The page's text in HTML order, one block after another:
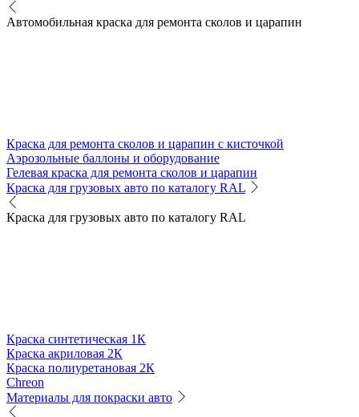
Автомобильная краска для ремонта сколов и царапин
Краска для ремонта сколов и царапин с кисточкой
Аэрозольные баллоны и оборудование
Гелевая краска для ремонта сколов и царапин
Краска для грузовых авто по каталогу RAL
Краска для грузовых авто по каталогу RAL
Краска синтетическая 1К
Краска акриловая 2К
Краска полиуретановая 2К
Chreon
Материалы для покраски авто